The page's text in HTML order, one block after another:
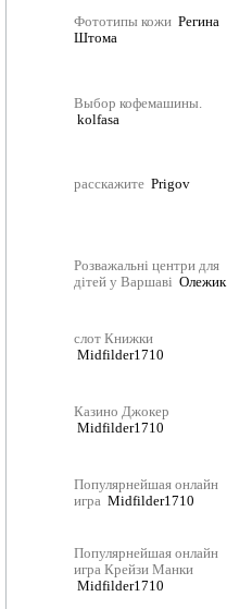
Фототипы кожи Регина
Штома
Выбор кофемашины.
kolfasa
расскажите Prigov
Розважальні центри для
дітей у Варшаві Олежик
слот Книжки
Midfilder1710
Казино Джокер
Midfilder1710
Популярнейшая онлайн
игра Midfilder1710
Популярнейшая онлайн
игра Крейзи Манки
Midfilder1710